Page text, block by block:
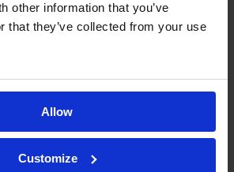
other information that you’ve
that they’ve collected from your use
Allow
Customize
et
image analytique complète,